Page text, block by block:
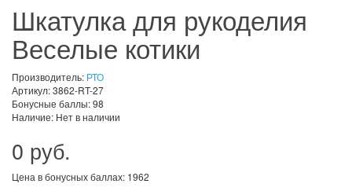
Шкатулка для рукоделия
Веселые котики
Производитель: РТО
Артикул: 3862-RT-27
Бонусные баллы: 98
Наличие: Нет в наличии
0 руб.
Цена в бонусных баллах: 1962